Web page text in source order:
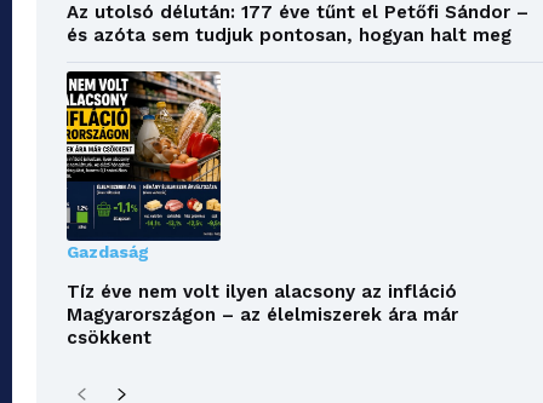
Az utolsó délután: 177 éve tűnt el Petőfi Sándor –
és azóta sem tudjuk pontosan, hogyan halt meg
Gazdaság
Tíz éve nem volt ilyen alacsony az infláció
Magyarországon – az élelmiszerek ára már
csökkent